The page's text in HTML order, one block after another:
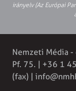
irányelv (Az Európai
Nemzeti Média -
Pf. 75. | +36 1
(fax) |